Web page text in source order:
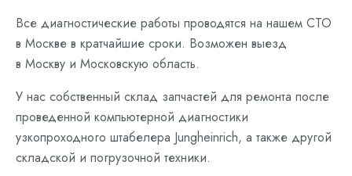
Все диагностические работы проводятся на нашем СТО
в Москве в кратчайшие сроки. Возможен выезд
в Москву и Московскую область.
У нас собственный склад запчастей для ремонта после
проведенной компьютерной диагностики
узкопроходного штабелера Jungheinrich, а также другой
складской и погрузочной техники.